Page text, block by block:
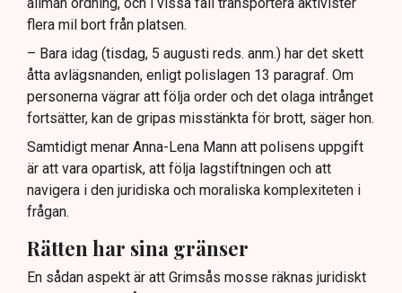
flera mil bort från platsen.
– Bara idag (tisdag, 5 augusti reds. anm.) har det skett
åtta avlägsnanden, enligt polislagen 13 paragraf. Om
personerna vägrar att följa order och det olaga intrånget
fortsätter, kan de gripas misstänkta för brott, säger hon.
Samtidigt menar Anna-Lena Mann att polisens uppgift
är att vara opartisk, att följa lagstiftningen och att
navigera i den juridiska och moraliska komplexiteten i
frågan.
Rätten har sina gränser
En sådan aspekt är att Grimsås mosse räknas juridiskt